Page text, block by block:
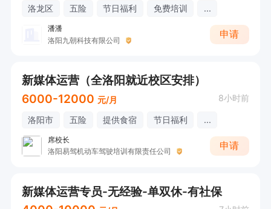
洛龙区 五险 节日福利 免费培训 ...
潘潘
洛阳九朝科技有限公司
申请
新媒体运营（全洛阳就近校区安排）
6000-12000 元/月 8小时前
洛阳市 五险 提供食宿 节日福利 ...
席校长
洛阳易驾机动车驾驶培训有限责任公司
申请
新媒体运营专员-无经验-单双休-有社保